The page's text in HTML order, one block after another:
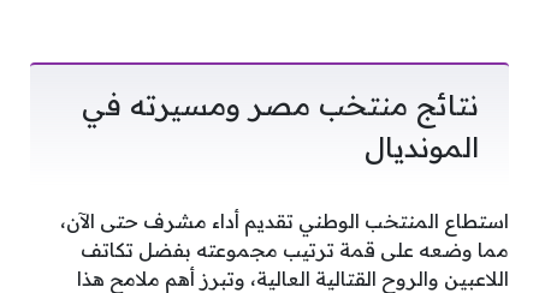
نتائج منتخب مصر ومسيرته في
المونديال
استطاع المنتخب الوطني تقديم أداء مشرف حتى الآن،
مما وضعه على قمة ترتيب مجموعته بفضل تكاتف
اللاعبين والروح القتالية العالية، وتبرز أهم ملامح هذا